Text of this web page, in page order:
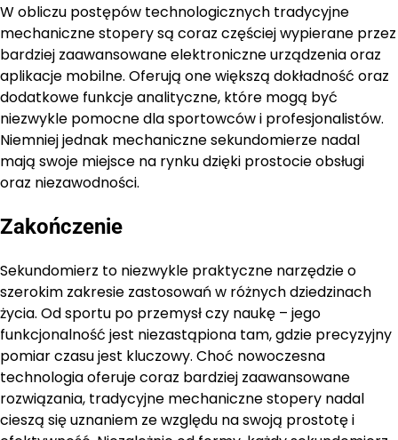
W obliczu postępów technologicznych tradycyjne
mechaniczne stopery są coraz częściej wypierane przez
bardziej zaawansowane elektroniczne urządzenia oraz
aplikacje mobilne. Oferują one większą dokładność oraz
dodatkowe funkcje analityczne, które mogą być
niezwykle pomocne dla sportowców i profesjonalistów.
Niemniej jednak mechaniczne sekundomierze nadal
mają swoje miejsce na rynku dzięki prostocie obsługi
oraz niezawodności.
Zakończenie
Sekundomierz to niezwykle praktyczne narzędzie o
szerokim zakresie zastosowań w różnych dziedzinach
życia. Od sportu po przemysł czy naukę – jego
funkcjonalność jest niezastąpiona tam, gdzie precyzyjny
pomiar czasu jest kluczowy. Choć nowoczesna
technologia oferuje coraz bardziej zaawansowane
rozwiązania, tradycyjne mechaniczne stopery nadal
cieszą się uznaniem ze względu na swoją prostotę i